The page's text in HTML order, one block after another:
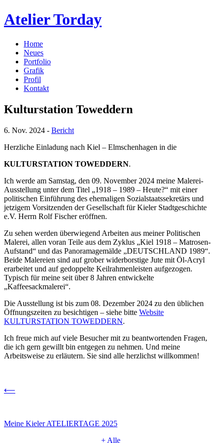
Atelier Torday
Home
Neues
Portfolio
Grafik
Profil
Kontakt
Kulturstation Toweddern
6. Nov. 2024 - Bericht
Herzliche Einladung nach Kiel – Elmschenhagen in die
KULTURSTATION TOWEDDERN.
Ich werde am Samstag, den 09. November 2024 meine Malerei-
Ausstellung unter dem Titel „1918 – 1989 – Heute?“ mit einer
politischen Einführung des ehemaligen Sozialstaatssekretärs und
jetzigem Vorsitzenden der Gesellschaft für Kieler Stadtgeschichte
e.V. Herrn Rolf Fischer eröffnen.
Zu sehen werden überwiegend Arbeiten aus meiner Politischen
Malerei, allen voran Teile aus dem Zyklus „Kiel 1918 – Matrosen-
Aufstand“ und das Panoramagemälde „DEUTSCHLAND 1989“.
Beide Malereien sind auf grober widerborstige Jute mit Öl-Acryl
erarbeitet und auf gedoppelte Keilrahmenleisten aufgezogen.
Typisch für meine seit über 8 Jahren entwickelte
„Kaffeesackmalerei“.
Die Ausstellung ist bis zum 08. Dezember 2024 zu den üblichen
Öffnungszeiten zu besichtigen – siehe bitte Website
KULTURSTATION TOWEDDERN.
Ich freue mich auf viele Besucher mit zu beantwortenden Fragen,
die ich gern gewillt bin entgegen zu nehmen. Und meine
Arbeitsweise zu erläutern. Sie sind alle herzlichst willkommen!
⟵
Meine Kieler ATELIERTAGE 2025
+ Alle